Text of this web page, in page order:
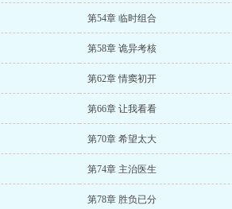
第54章 临时组合
第58章 诡异考核
第62章 情窦初开
第66章 让我看看
第70章 希望太大
第74章 主治医生
第78章 胜负已分